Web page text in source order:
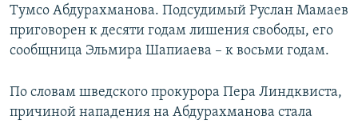
Тумсо Абдурахманова. Подсудимый Руслан Мамаев
приговорен к десяти годам лишения свободы, его
сообщница Эльмира Шапиаева – к восьми годам.
По словам шведского прокурора Пера Линдквиста,
причиной нападения на Абдурахманова стала